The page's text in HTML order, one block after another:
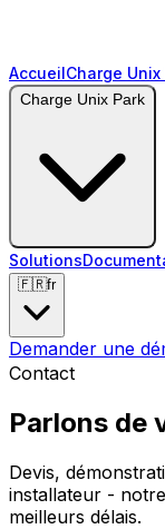
AccueilCharge Unix
Solutions
🇫🇷fr
Demander une
Contact
Parlons de
Devis,
installateur -
meilleurs délais.